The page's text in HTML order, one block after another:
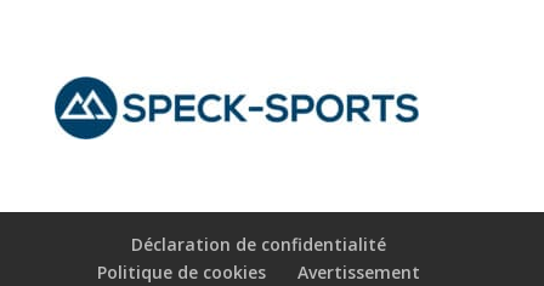
Déclaration de confidentialité
Politique de cookies
Avertissement